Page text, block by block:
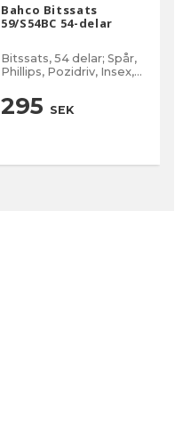
Bahco Bitssats
59/S54BC 54-delar
Bitssats, 54 delar; Spår,
Phillips, Pozidriv, Insex,
TORX® TR
295 SEK